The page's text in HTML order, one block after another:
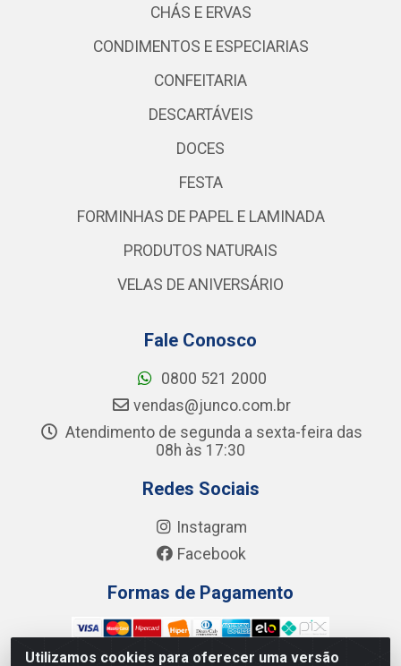
Utilizamos cookies para oferecer uma versão
CHÁS E ERVAS
CONDIMENTOS E ESPECIARIAS
CONFEITARIA
DESCARTÁVEIS
DOCES
FESTA
FORMINHAS DE PAPEL E LAMINADA
PRODUTOS NATURAIS
VELAS DE ANIVERSÁRIO
Fale Conosco
0800 521 2000
vendas@junco.com.br
Atendimento de segunda a sexta-feira das
08h às 17:30
Redes Sociais
Instagram
Facebook
Formas de Pagamento